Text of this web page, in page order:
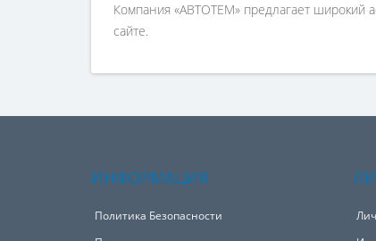
Компания «АВТОТЕМ» предлагает широкий
сайте.
ИНФОРМАЦИЯ
Политика Безопасности